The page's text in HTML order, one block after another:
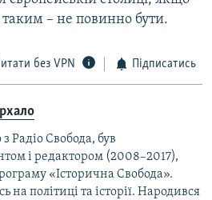
– не повинно бути.
без VPN Підписатись
Радіо Свобода, був
і редактором (2008–2017),
«Історична Свобода».
на політиці та історії. Народився